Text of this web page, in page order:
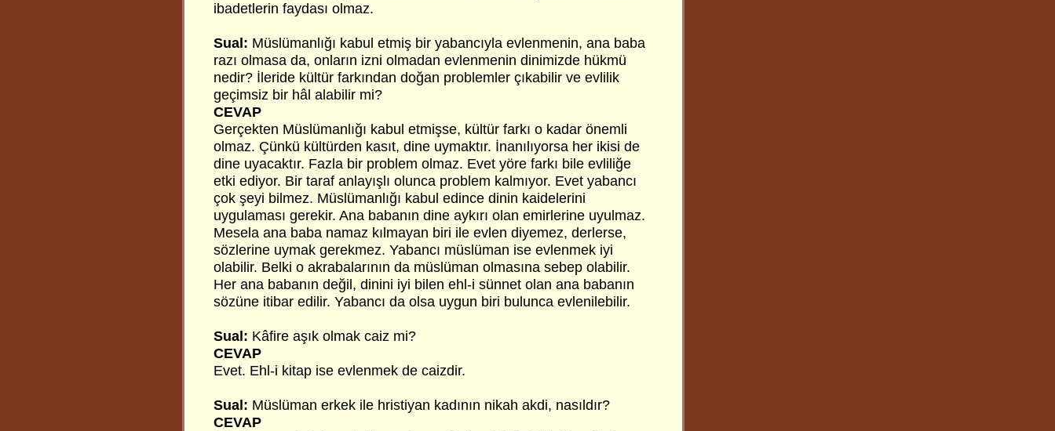
ibadetlerin faydası olmaz.
Sual: Müslümanlığı kabul etmiş bir yabancıyla evlenmenin, ana baba
razı olmasa da, onların izni olmadan evlenmenin dinimizde hükmü
nedir? İleride kültür farkından doğan problemler çıkabilir ve evlilik
geçimsiz bir hâl alabilir mi?
CEVAP
Gerçekten Müslümanlığı kabul etmişse, kültür farkı o kadar önemli
olmaz. Çünkü kültürden kasıt, dine uymaktır. İnanılıyorsa her ikisi de
dine uyacaktır. Fazla bir problem olmaz. Evet yöre farkı bile evliliğe
etki ediyor. Bir taraf anlayışlı olunca problem kalmıyor. Evet yabancı
çok şeyi bilmez. Müslümanlığı kabul edince dinin kaidelerini
uygulaması gerekir. Ana babanın dine aykırı olan emirlerine uyulmaz.
Mesela ana baba namaz kılmayan biri ile evlen diyemez, derlerse,
sözlerine uymak gerekmez. Yabancı müslüman ise evlenmek iyi
olabilir. Belki o akrabalarının da müslüman olmasına sebep olabilir.
Her ana babanın değil, dinini iyi bilen ehl-i sünnet olan ana babanın
sözüne itibar edilir. Yabancı da olsa uygun biri bulunca evlenilebilir.
Sual: Kâfire aşık olmak caiz mi?
CEVAP
Evet. Ehl-i kitap ise evlenmek de caizdir.
Sual: Müslüman erkek ile hristiyan kadının nikah akdi, nasıldır?
CEVAP